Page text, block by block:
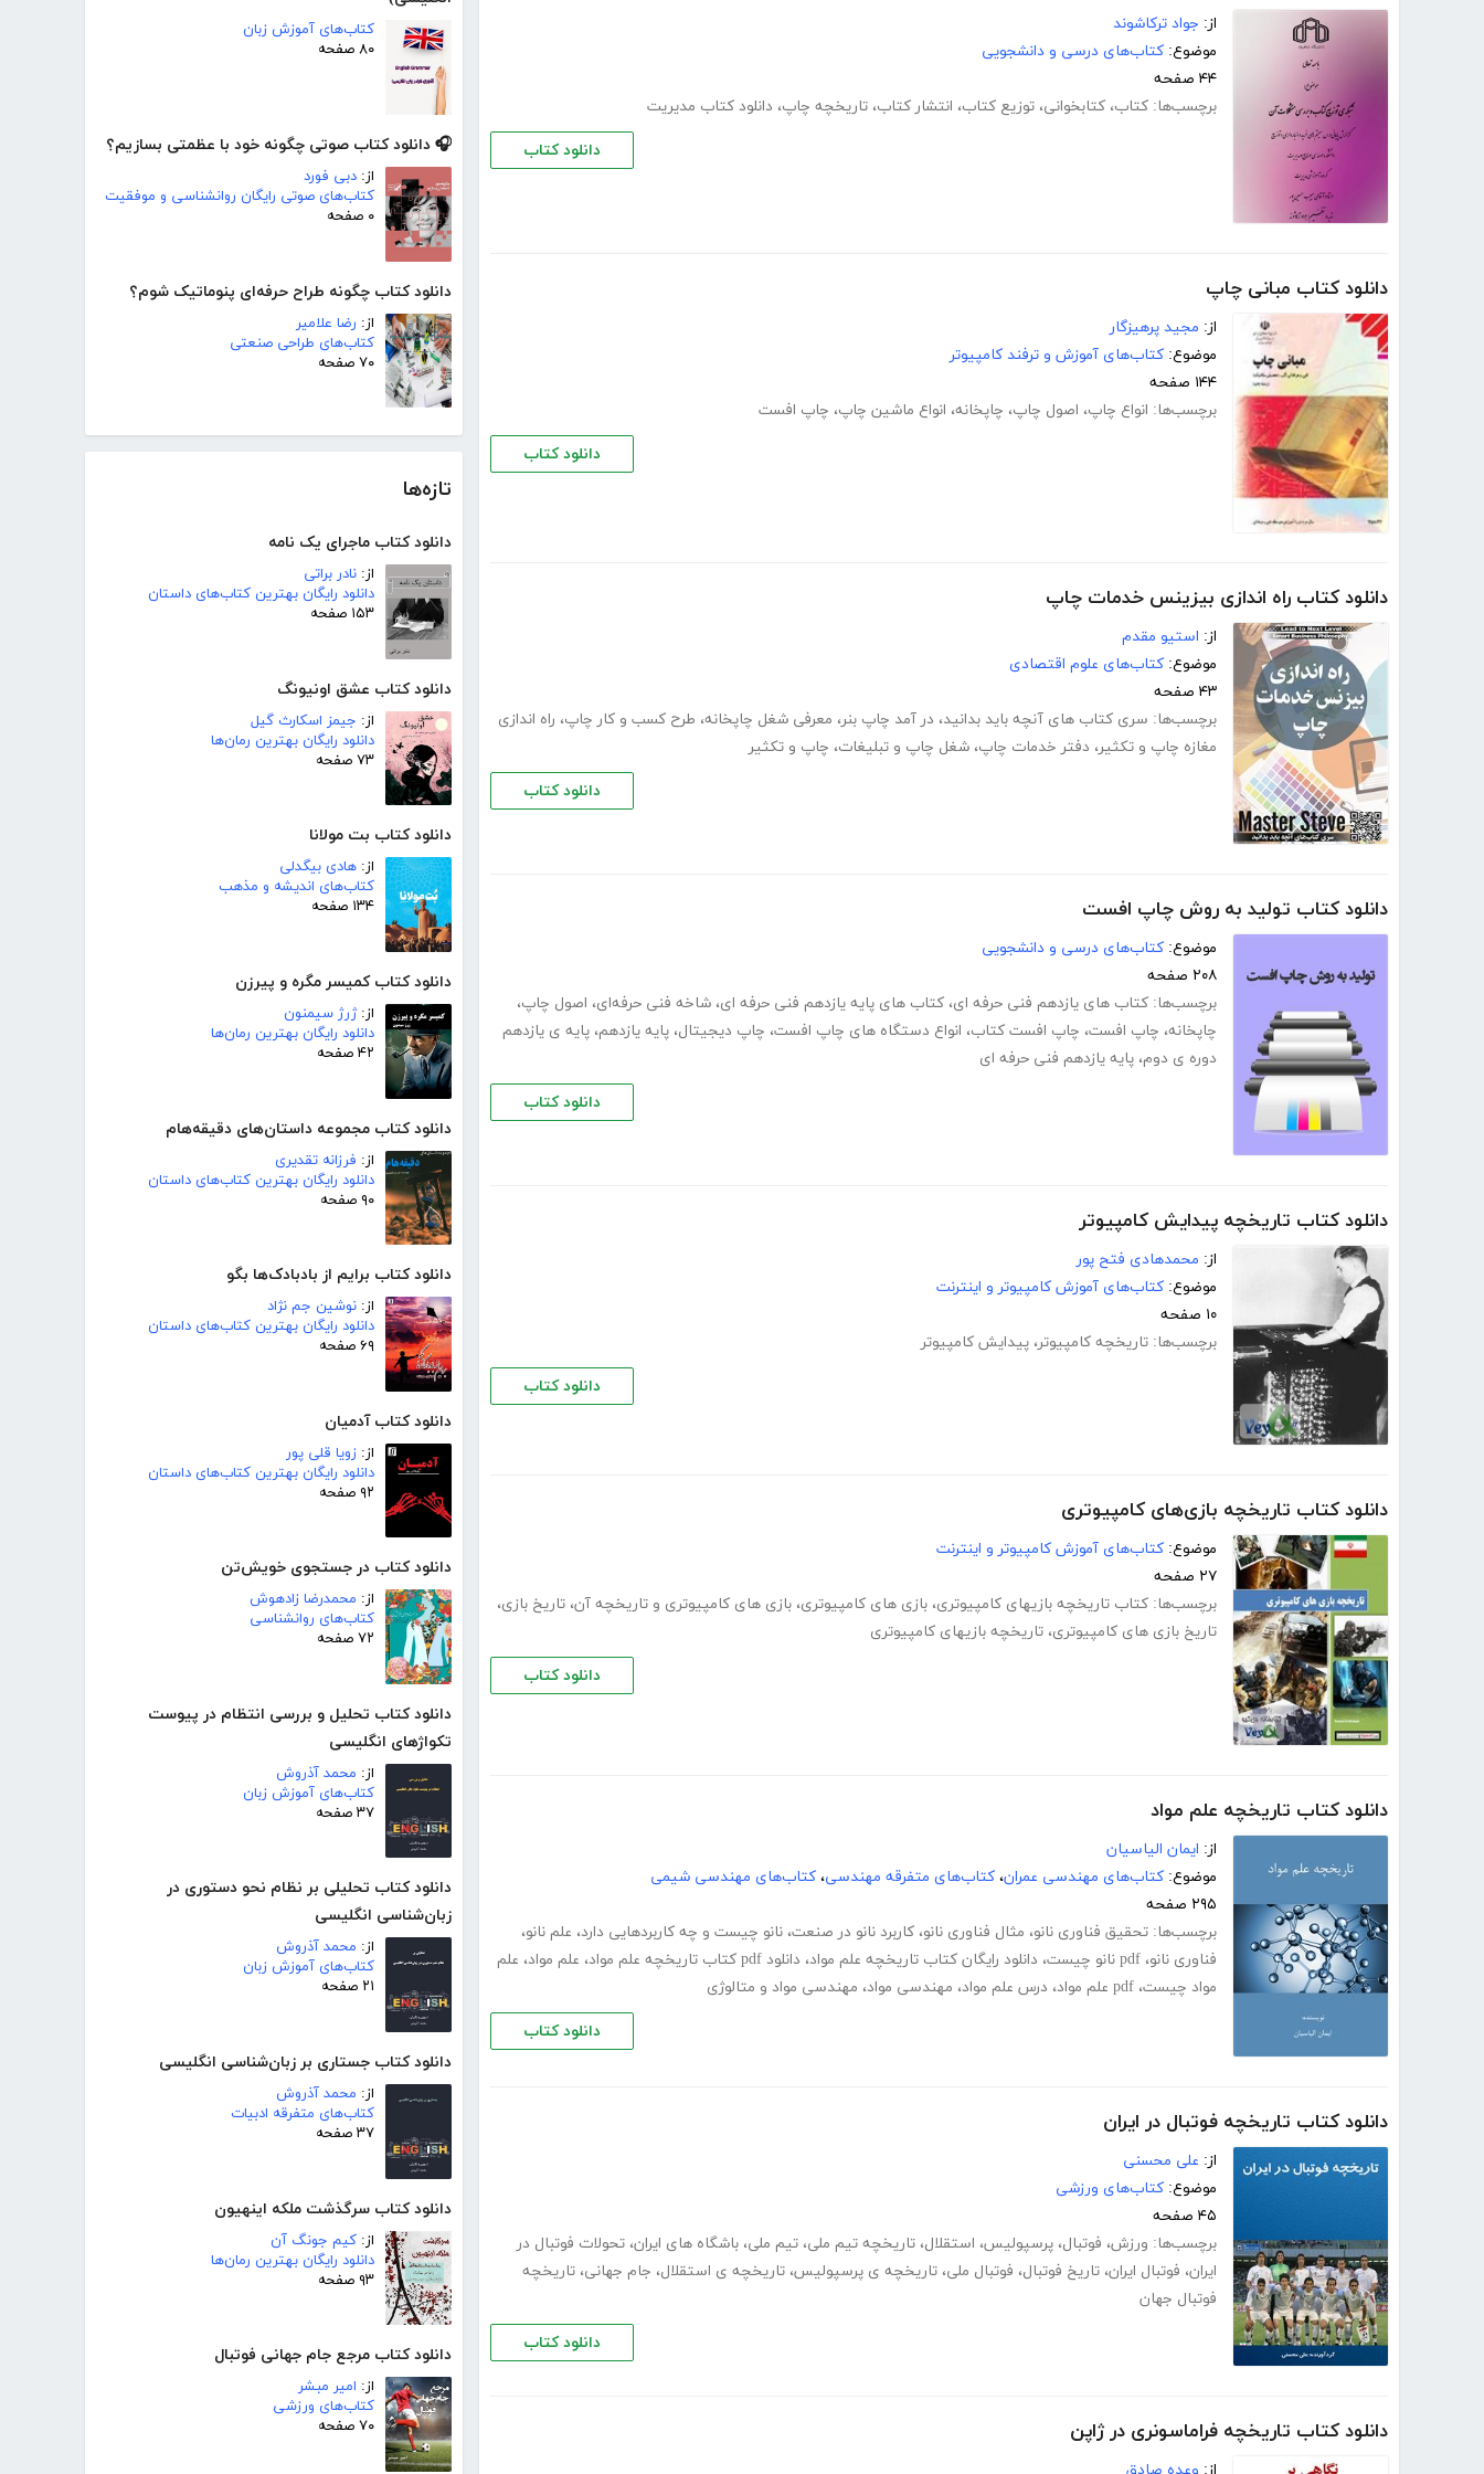
کتاب‌های آموزش زبان
۸۰ صفحه
🎧 دانلود کتاب صوتی چگونه خود با عظمتی بسازیم؟
از: دبی فورد
کتاب‌های صوتی رایگان روانشناسی و موفقیت
۰ صفحه
دانلود کتاب چگونه طراح حرفه‌ای پنوماتیک شوم؟
از: رضا علامیر
کتاب‌های طراحی صنعتی
۷۰ صفحه
تازه‌ها
دانلود کتاب ماجرای یک نامه
از: نادر براتی
دانلود رایگان بهترین کتاب‌های داستان
۱۵۳ صفحه
دانلود کتاب عشق اونیونگ
از: جیمز اسکارث گیل
دانلود رایگان بهترین رمان‌ها
۷۳ صفحه
دانلود کتاب بت مولانا
از: هادی بیگدلی
کتاب‌های اندیشه و مذهب
۱۳۴ صفحه
دانلود کتاب کمیسر مگره و پیرزن
از:ژرژ سیمنون
دانلود رایگان بهترین رمان‌ها
۴۲ صفحه
دانلود کتاب مجموعه داستان‌های دقیقه‌هام
از: فرزانه تقدیری
دانلود رایگان بهترین کتاب‌های داستان
۹۰ صفحه
دانلود کتاب برایم از بادبادک‌ها بگو
از: نوشین جم نژاد
دانلود رایگان بهترین کتاب‌های داستان
۶۹ صفحه
دانلود کتاب آدمیان
از: زویا قلی پور
دانلود رایگان بهترین کتاب‌های داستان
۹۲ صفحه
دانلود کتاب در جستجوی خویش‌تن
از: محمدرضا زادهوش
کتاب‌های روانشناسی
۷۲ صفحه
دانلود کتاب تحلیل و بررسی انتظام در پیوست
تکواژهای انگلیسی
از: محمد آذروش
کتاب‌های آموزش زبان
۳۷ صفحه
دانلود کتاب تحلیلی بر نظام نحو دستوری در
زبان‌شناسی انگلیسی
از: محمد آذروش
کتاب‌های آموزش زبان
۲۱ صفحه
دانلود کتاب جستاری بر زبان‌شناسی انگلیسی
از: محمد آذروش
کتاب‌های متفرقه ادبیات
۳۷ صفحه
دانلود کتاب سرگذشت ملکه اینهیون
از: کیم جونگ آن
دانلود رایگان بهترین رمان‌ها
۹۳ صفحه
دانلود کتاب مرجع جام جهانی فوتبال
از: امیر مبشر
کتاب‌های ورزشی
۷۰ صفحه
از: جواد ترکاشوند
موضوع: کتاب‌های درسی و دانشجویی
۴۴ صفحه
برچسب‌ها: کتاب، کتابخوانی، توزیع کتاب، انتشار کتاب، تاریخچه چاپ، دانلود کتاب مدیریت
دانلود کتاب
دانلود کتاب مبانی چاپ
از: مجید پرهیزگار
موضوع: کتاب‌های آموزش و ترفند کامپیوتر
۱۴۴ صفحه
برچسب‌ها: انواع چاپ، اصول چاپ، چاپخانه، انواع ماشین چاپ، چاپ افست
دانلود کتاب
دانلود کتاب راه اندازی بیزینس خدمات چاپ
از: استیو مقدم
موضوع: کتاب‌های علوم اقتصادی
۴۳ صفحه
برچسب‌ها: سری کتاب های آنچه باید بدانید، در آمد چاپ بنر، معرفی شغل چاپخانه، طرح کسب و کار چاپ، راه اندازی
مغازه چاپ و تکثیر، دفتر خدمات چاپ، شغل چاپ و تبلیغات، چاپ و تکثیر
دانلود کتاب
دانلود کتاب تولید به روش چاپ افست
موضوع: کتاب‌های درسی و دانشجویی
۲۰۸ صفحه
برچسب‌ها: کتاب های یازدهم فنی حرفه ای، کتاب های پایه یازدهم فنی حرفه ای، شاخه فنی حرفه‌ای، اصول چاپ،
چاپخانه، چاپ افست، چاپ افست کتاب، انواع دستگاه های چاپ افست، چاپ دیجیتال، پایه یازدهم، پایه ی یازدهم
دوره ی دوم، پایه یازدهم فنی حرفه ای
دانلود کتاب
دانلود کتاب تاریخچه پیدایش کامپیوتر
از: محمدهادی فتح پور
موضوع: کتاب‌های آموزش کامپیوتر و اینترنت
۱۰ صفحه
برچسب‌ها: تاریخچه کامپیوتر، پیدایش کامپیوتر
دانلود کتاب
دانلود کتاب تاریخچه بازی‌های کامپیوتری
موضوع: کتاب‌های آموزش کامپیوتر و اینترنت
۲۷ صفحه
برچسب‌ها: کتاب تاریخچه بازیهای کامپیوتری، بازی های کامپیوتری، بازی های کامپیوتری و تاریخچه آن، تاریخ بازی،
تاریخ بازی های کامپیوتری، تاریخچه بازیهای کامپیوتری
دانلود کتاب
دانلود کتاب تاریخچه علم مواد
از: ایمان الیاسیان
موضوع: کتاب‌های مهندسی عمران، کتاب‌های متفرقه مهندسی، کتاب‌های مهندسی شیمی
۲۹۵ صفحه
برچسب‌ها: تحقیق فناوری نانو، مثال فناوری نانو، کاربرد نانو در صنعت، نانو چیست و چه کاربردهایی دارد، علم نانو،
فناوری نانو، pdf نانو چیست ، دانلود رایگان کتاب تاریخچه علم مواد، دانلود pdf کتاب تاریخچه علم مواد ، علم مواد، علم
مواد چیست، pdf علم مواد ، درس علم مواد، مهندسی مواد، مهندسی مواد و متالوژی
دانلود کتاب
دانلود کتاب تاریخچه فوتبال در ایران
از: علی محسنی
موضوع: کتاب‌های ورزشی
۴۵ صفحه
برچسب‌ها: ورزش، فوتبال، پرسپولیس، استقلال، تاریخچه تیم ملی، تیم ملی، باشگاه های ایران، تحولات فوتبال در
ایران، فوتبال ایران، تاریخ فوتبال، فوتبال ملی، تاریخچه ی پرسپولیس، تاریخچه ی استقلال، جام جهانی، تاریخچه
فوتبال جهان
دانلود کتاب
دانلود کتاب تاریخچه فراماسونری در ژاپن